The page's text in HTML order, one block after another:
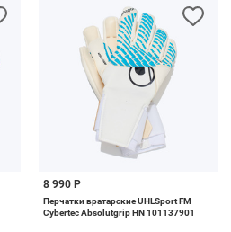
8 990 Р
Перчатки вратарские UHLSport FM
Cybertec Absolutgrip HN 101137901